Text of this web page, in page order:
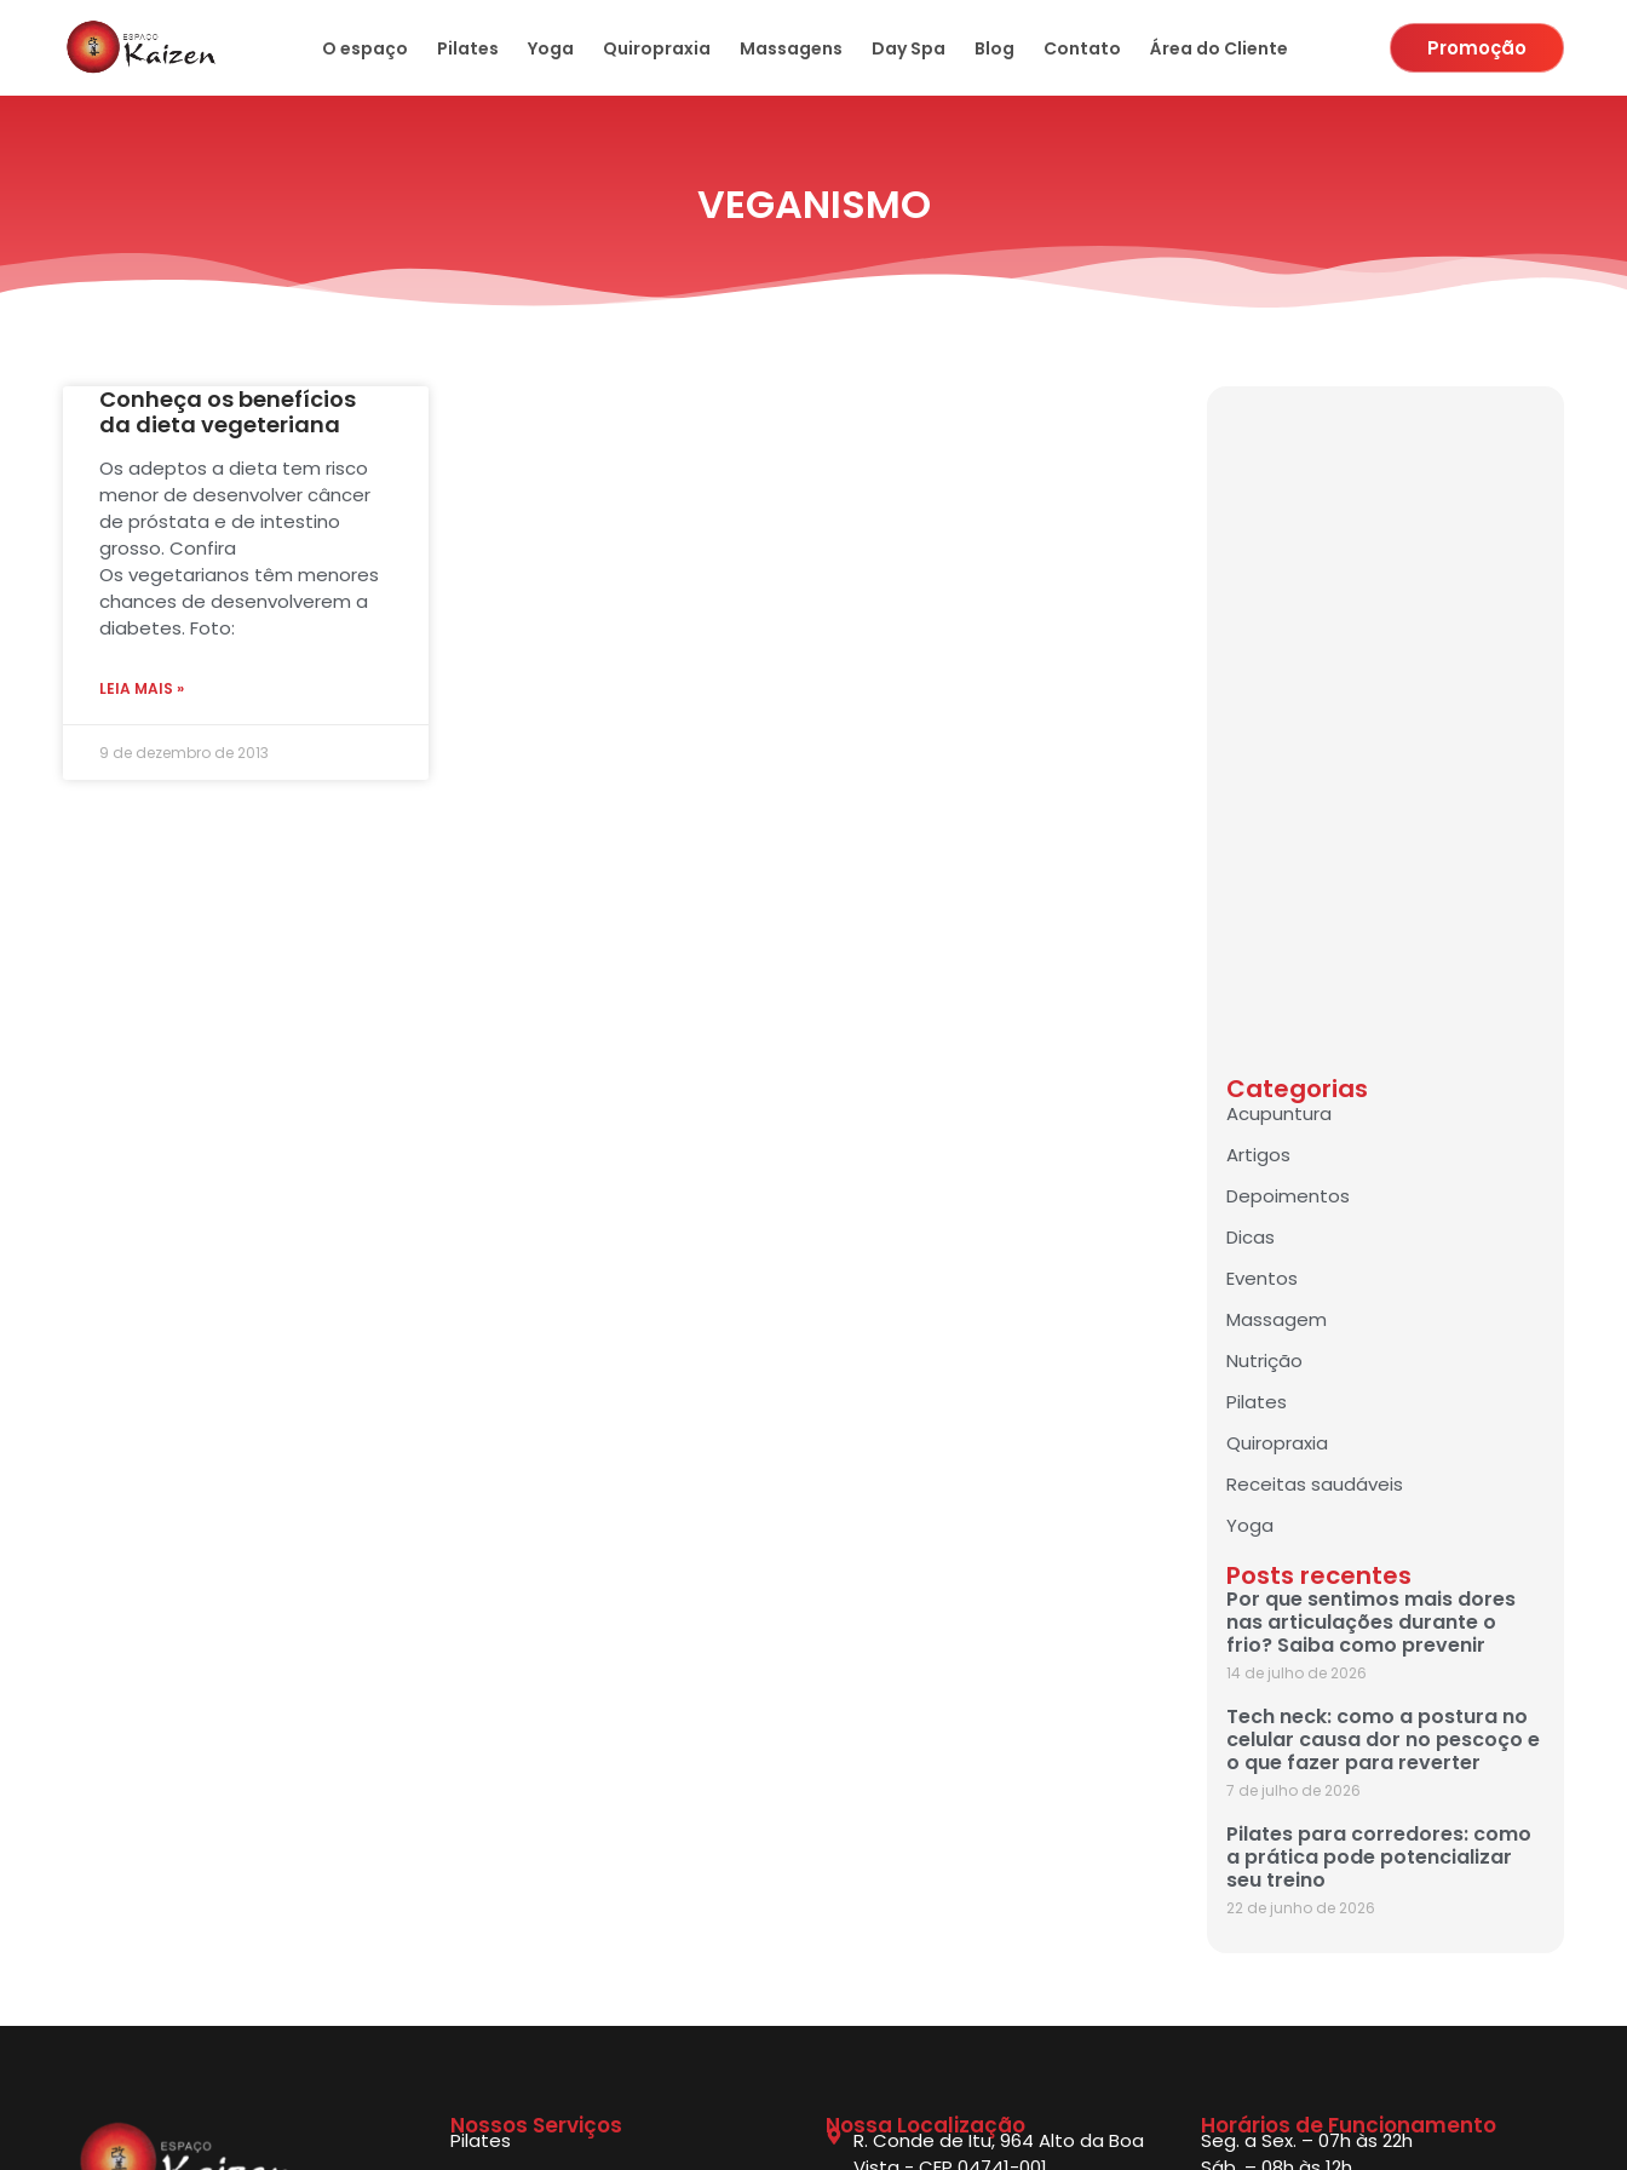
O espaço Pilates Yoga Quiropraxia Massagens Day Spa Blog Contato Área do Cliente Promoção
VEGANISMO
Conheça os benefícios
da dieta vegeteriana
Os adeptos a dieta tem risco
menor de desenvolver câncer
de próstata e de intestino
grosso. Confira
Os vegetarianos têm menores
chances de desenvolverem a
diabetes. Foto:
LEIA MAIS »
9 de dezembro de 2013
Categorias
Acupuntura
Artigos
Depoimentos
Dicas
Eventos
Massagem
Nutrição
Pilates
Quiropraxia
Receitas saudáveis
Yoga
Posts recentes
Por que sentimos mais dores
nas articulações durante o
frio? Saiba como prevenir
14 de julho de 2026
Tech neck: como a postura no
celular causa dor no pescoço e
o que fazer para reverter
7 de julho de 2026
Pilates para corredores: como
a prática pode potencializar
seu treino
22 de junho de 2026
Nossos Serviços
Pilates
Nossa Localização
R. Conde de Itu, 964 Alto da Boa
Horários de Funcionamento
Seg. a Sex. – 07h às 22h